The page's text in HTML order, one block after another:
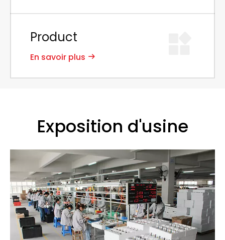
Product
En savoir plus
Exposition d'usine